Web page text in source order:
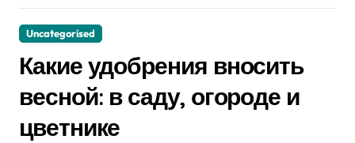
Uncategorised
Какие удобрения вносить
весной: в саду, огороде и
цветнике